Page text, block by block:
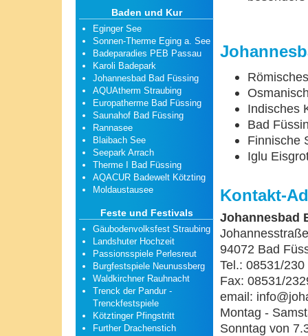
Baden und Kur
Eginger See
Sonnen-Therme Eging a. See
Badeparadies PEB Passau
Karoli Badepark
Johannesbad Bad Füssing
AQUAtherm Straubing
Europatherme Bad Füssing
Saunahof Bad Füssing
Rannasee
Blaibach See
Seepark Arrach
Therme I Bad Füssing
AQACUR Badewelt Kötzting
Moldaustausee
Feste und Festivals
Gäubodenvolksfest Straubing
Landshuter Hochzeit
Passionsspiele Perlesreut
Burgfestspiele Neunussberg
Waldkirchner Rauhnacht
Trenck der Pandur -
Trenckfestspiele
Kötztinger Pfingstritt
Further Drachenstich
Indisches
Bad
Finnische
Iglu
Kontakt-
Johannesbad
94072 Bad
Tel.: 08531/230
Fax: 08531/
email:
Montag -
Sonntag von